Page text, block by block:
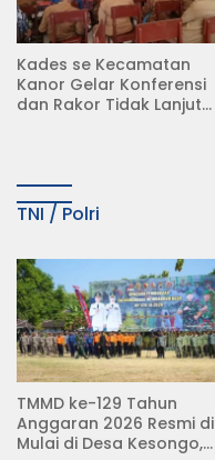
Kades se Kecamatan
Kanor Gelar Konferensi
dan Rakor Tidak Lanjut
TNI / Polri
TMMD ke-129 Tahun
Anggaran 2026 Resmi di
Mulai di Desa Kesongo,